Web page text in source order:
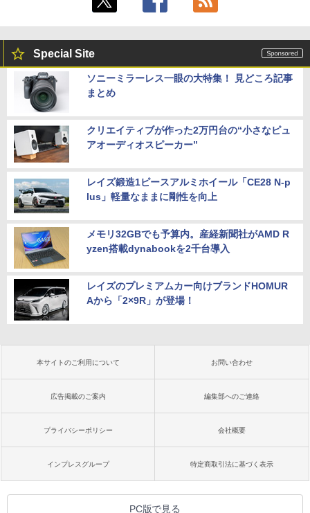
Special Site
ソニーミラーレス一眼の大特集！ 見どころ記事
まとめ
クリエイティブが作った2万円台の“小さなピュ
アオーディオスピーカー”
レイズ鍛造1ピースアルミホイール「CE28 N-p
lus」軽量なままに剛性を向上
メモリ32GBでも予算内。産経新聞社がAMD R
yzen搭載dynabookを2千台導入
レイズのプレミアムカー向けブランドHOMUR
Aから「2×9R」が登場！
本サイトのご利用について お問い合わせ
広告掲載のご案内 編集部へのご連絡
プライバシーポリシー 会社概要
インプレスグループ 特定商取引法に基づく表示
PC版で見る